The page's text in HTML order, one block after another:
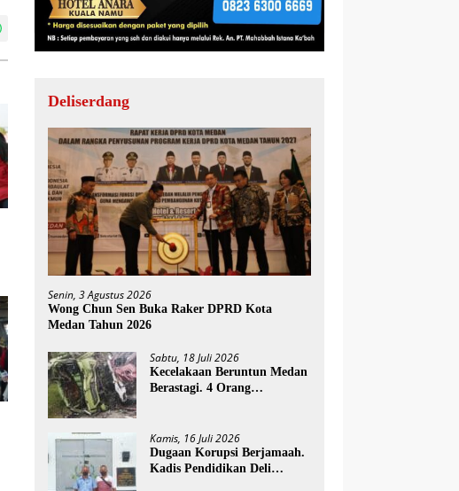
Deliserdang
Senin, 3 Agustus 2026
Wong Chun Sen Buka Raker DPRD Kota
Medan Tahun 2026
Sabtu, 18 Juli 2026
Kecelakaan Beruntun Medan
Berastagi. 4 Orang
Kamis, 16 Juli 2026
Dugaan Korupsi Berjamaah.
Kadis Pendidikan Deli